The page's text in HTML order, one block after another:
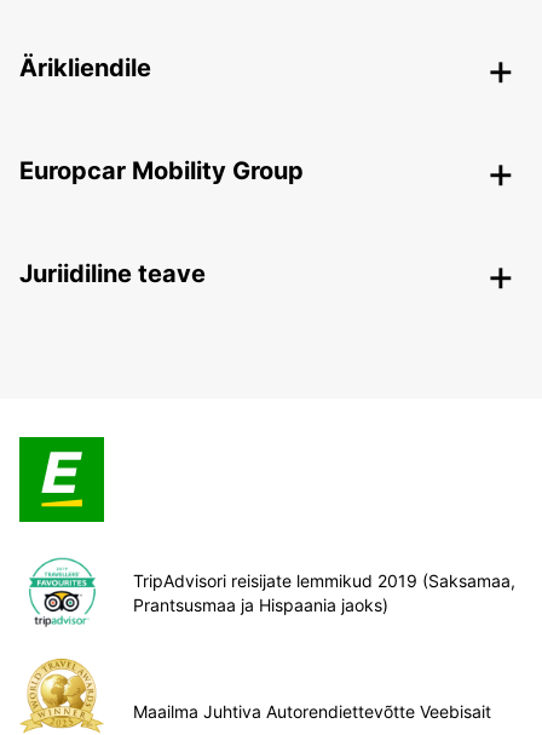
Ärikliendile
Europcar Mobility Group
Juriidiline teave
TripAdvisori reisijate lemmikud 2019 (Saksamaa,
Prantsusmaa ja Hispaania jaoks)
Maailma Juhtiva Autorendiettevõtte Veebisait